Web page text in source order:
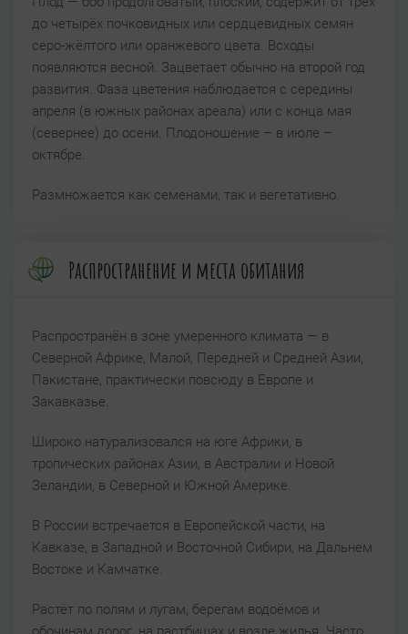
до четырёх почковидных или сердцевидных семян
серо-жёлтого или оранжевого цвета. Всходы
появляются весной. Зацветает обычно на второй год
развития. Фаза цветения наблюдается с середины
апреля (в южных районах ареала) или с конца мая
(севернее) до осени. Плодоношение – в июле –
октябре.
Размножается как семенами, так и вегетативно.
Распространение и места обитания
Распространён в зоне умеренного климата — в
Северной Африке, Малой, Передней и Средней Азии,
Пакистане, практически повсюду в Европе и
Закавказье.
Широко натурализовался на юге Африки, в
тропических районах Азии, в Австралии и Новой
Зеландии, в Северной и Южной Америке.
В России встречается в Европейской части, на
Кавказе, в Западной и Восточной Сибири, на Дальнем
Востоке и Камчатке.
Растёт по полям и лугам, берегам водоёмов и